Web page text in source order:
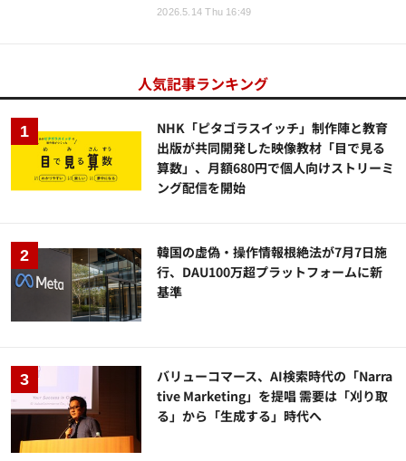
2026.5.14 Thu 16:49
人気記事ランキング
NHK「ピタゴラスイッチ」制作陣と教育
出版が共同開発した映像教材「目で見る
算数」、月額680円で個人向けストリーミ
ング配信を開始
韓国の虚偽・操作情報根絶法が7月7日施
行、DAU100万超プラットフォームに新
基準
バリューコマース、AI検索時代の「Narra
tive Marketing」を提唱 需要は「刈り取
る」から「生成する」時代へ